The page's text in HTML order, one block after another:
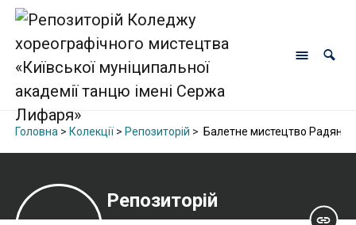
Головна > Колекції> Репозиторій > Балетне мистецтво
Репозиторій